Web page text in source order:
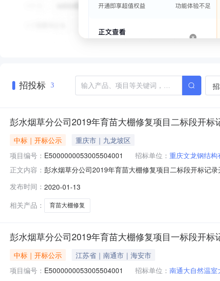
招投标 3
彭水烟草分公司2019年育苗大棚修复项目二标段开标
中标｜开标公示
重庆市｜九龙坡区
项目编号： E5000000053005504001 招标单位： 重庆文龙钢结构
正文内容： 彭水烟草分公司2019年育苗大棚修复项目二标段开标记
温室设备有限公司;项目负责人:;报价:0.00元/%;工期:日
发布时间： 2020-01-13
相关产品：
育苗大棚修复
彭水烟草分公司2019年育苗大棚修复项目一标段开标
中标｜开标公示
江苏省｜南通市｜海安市
项目编号： E5000000053005504001 招标单位： 南通大自然温